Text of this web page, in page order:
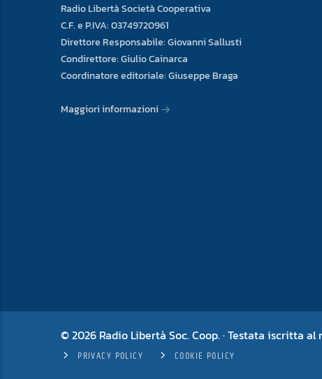
Radio Libertà Società Cooperativa
C.F. e P.IVA: 03749720961
Direttore Responsabile: Giovanni Sallusti
Condirettore: Giulio Cainarca
Coordinatore editoriale: Giuseppe Braga
Maggiori informazioni
© 2026 Radio Libertà Soc. Coop. · Testata iscritta
PRIVACY POLICY COOKIE POLICY